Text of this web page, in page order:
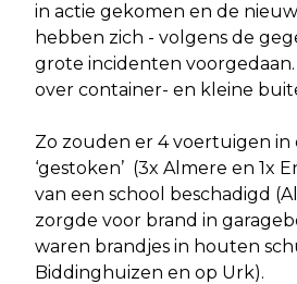
in actie gekomen en de
hebben zich - volgens de
grote incidenten
over container- en kleine
Zo zouden er 4 voertuigen in
‘gestoken’ (3x Almere en 1x
van een school beschadigd
zorgde voor brand in
waren brandjes in houten
Biddinghuizen en op Urk).